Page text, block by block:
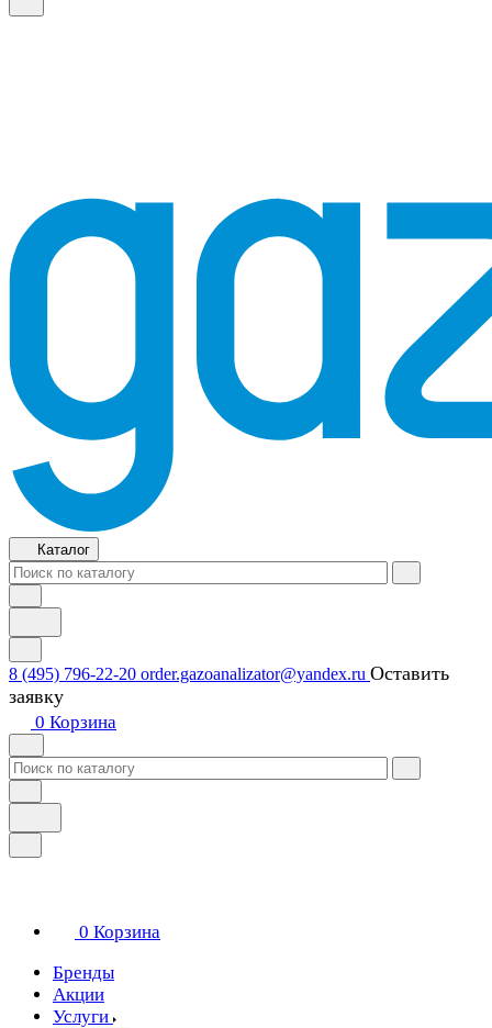
Каталог
8 (495) 796-22-20 order.gazoanalizator@yandex.ru Оставить
заявку
0 Корзина
0 Корзина
Бренды
Акции
Услуги